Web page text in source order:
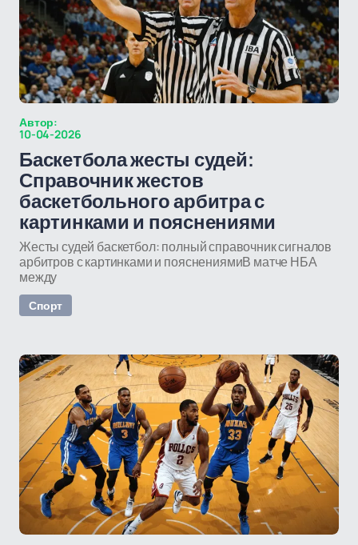
Автор:
10-04-2026
Баскетбола жесты судей:
Справочник жестов
баскетбольного арбитра с
картинками и пояснениями
Жесты судей баскетбол: полный справочник сигналов
арбитров с картинками и пояснениямиВ матче НБА
между
Спорт